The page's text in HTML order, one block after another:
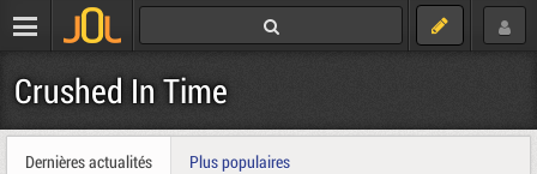
Crushed In Time
Dernières actualités Plus populaires